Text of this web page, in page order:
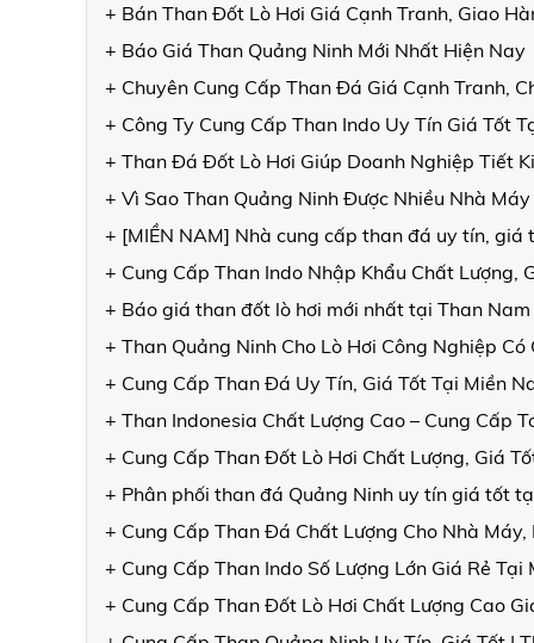
+ Bán Than Đốt Lò Hơi Giá Cạnh Tranh, Giao
+ Báo Giá Than Quảng Ninh Mới Nhất Hiện Nay
+ Chuyên Cung Cấp Than Đá Giá Cạnh Tranh,
+ Công Ty Cung Cấp Than Indo Uy Tín Giá Tốt
+ Than Đá Đốt Lò Hơi Giúp Doanh Nghiệp Tiết
+ Vì Sao Than Quảng Ninh Được Nhiều Nhà Máy
+ [MIỀN NAM] Nhà cung cấp than đá uy tín, giá
+ Cung Cấp Than Indo Nhập Khẩu Chất Lượng,
+ Báo giá than đốt lò hơi mới nhất tại Than Nam
+ Than Quảng Ninh Cho Lò Hơi Công Nghiệp Có
+ Cung Cấp Than Đá Uy Tín, Giá Tốt Tại Miền
+ Than Indonesia Chất Lượng Cao – Cung Cấp
+ Cung Cấp Than Đốt Lò Hơi Chất Lượng, Giá
+ Phân phối than đá Quảng Ninh uy tín giá tốt
+ Cung Cấp Than Đá Chất Lượng Cho Nhà Máy,
+ Cung Cấp Than Indo Số Lượng Lớn Giá Rẻ Tại
+ Cung Cấp Than Đốt Lò Hơi Chất Lượng Cao